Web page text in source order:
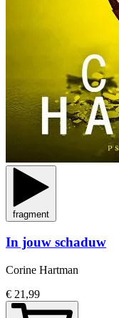
fragment
In jouw schaduw
Corine Hartman
€ 21,99